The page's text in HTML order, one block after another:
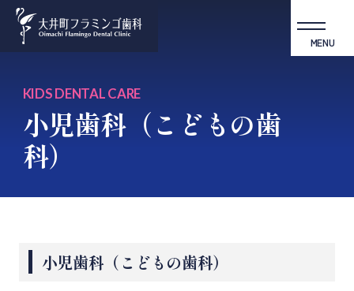
MENU
KIDS DENTAL CARE
小児歯科（こどもの歯
科）
小児歯科（こどもの歯科）